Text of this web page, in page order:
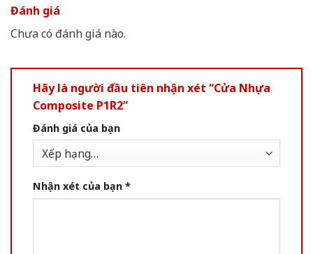
Đánh giá
Chưa có đánh giá nào.
Hãy là người đầu tiên nhận xét “Cửa Nhựa
Composite P1R2”
Đánh giá của bạn
Nhận xét của bạn *